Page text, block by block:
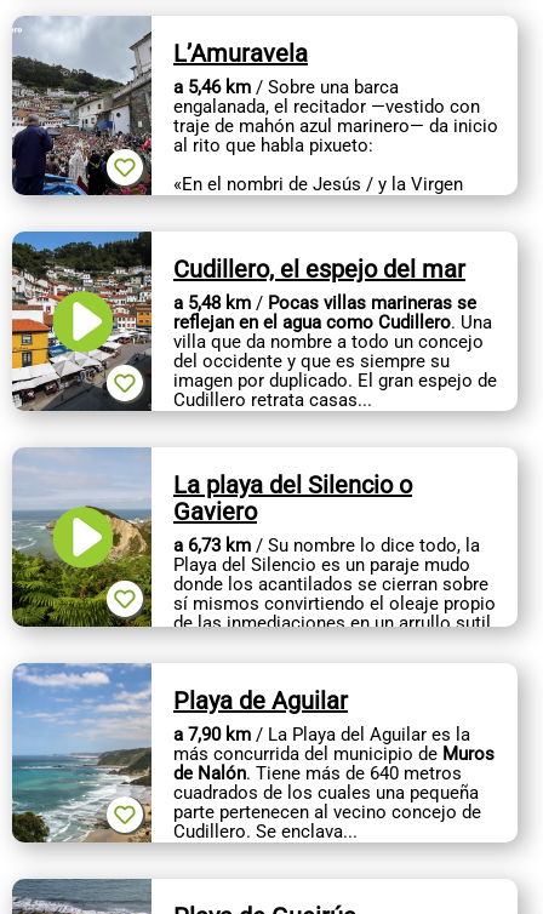
L’Amuravela
a 5,46 km / Sobre una barca
engalanada, el recitador —vestido con
traje de mahón azul marinero— da inicio
al rito que habla pixueto:
«En el nombri de Jesús / y la Virgen
Soberana, / vou ichar l’Amuravela...
Cudillero, el espejo del mar
a 5,48 km / Pocas villas marineras se
reflejan en el agua como Cudillero. Una
villa que da nombre a todo un concejo
del occidente y que es siempre su
imagen por duplicado. El gran espejo de
Cudillero retrata casas...
La playa del Silencio o
Gaviero
a 6,73 km / Su nombre lo dice todo, la
Playa del Silencio es un paraje mudo
donde los acantilados se cierran sobre
sí mismos convirtiendo el oleaje propio
de las inmediaciones en un arrullo sutil.
Tieneforma...
Playa de Aguilar
a 7,90 km / La Playa del Aguilar es la
más concurrida del municipio de Muros
de Nalón. Tiene más de 640 metros
cuadrados de los cuales una pequeña
parte pertenecen al vecino concejo de
Cudillero. Se enclava...